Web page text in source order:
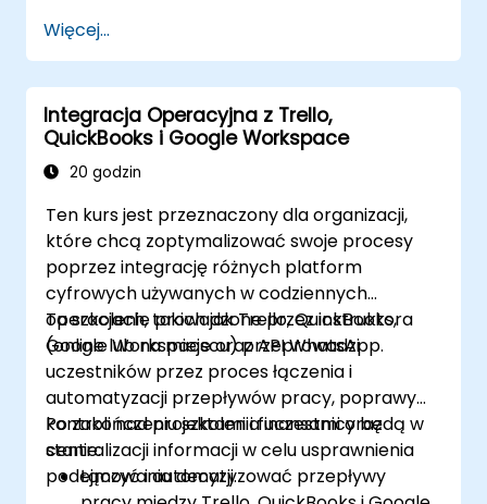
Trello, aby śledzić postępy
skomplikowanych projektów.
Organizować wiele projektów za pomocą
Trello.
Więcej...
Integracja Operacyjna z Trello,
QuickBooks i Google Workspace
20 godzin
Ten kurs jest przeznaczony dla organizacji,
które chcą zoptymalizować swoje procesy
poprzez integrację różnych platform
cyfrowych używanych w codziennych
operacjach, takich jak Trello, QuickBooks,
Google Workspace oraz API WhatsApp.
Ta szkolenie prowadzone przez instruktora
(online lub na miejscu) przeprowadzi
uczestników przez proces łączenia i
automatyzacji przepływów pracy, poprawy
kontroli nad projektami i finansami oraz
centralizacji informacji w celu usprawnienia
podejmowania decyzji.
Po zakończeniu szkolenia uczestnicy będą w
stanie:
Łączyć i automatyzować przepływy